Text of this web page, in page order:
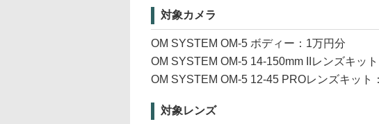
対象カメラ
OM SYSTEM OM-5 ボディー：1万円分
OM SYSTEM OM-5 14-150mm IIレンズキッ
OM SYSTEM OM-5 12-45 PROレンズキット
対象レンズ